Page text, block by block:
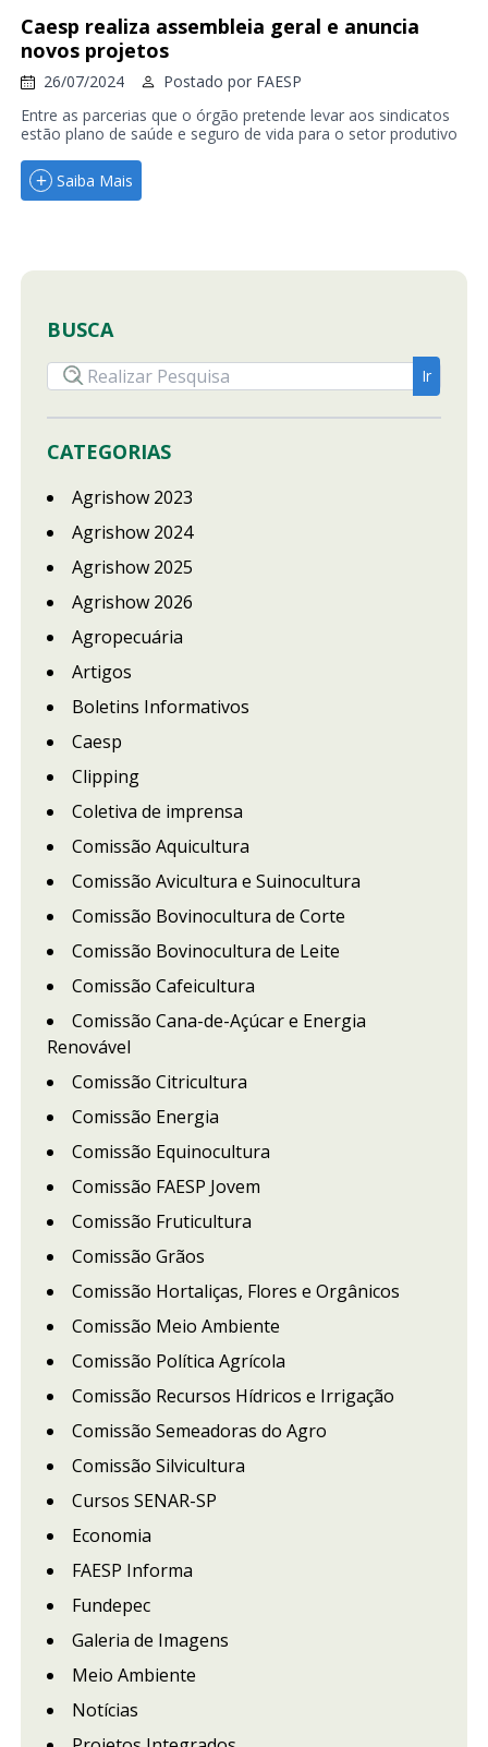
Caesp realiza assembleia geral e anuncia
novos projetos
26/07/2024 Postado por FAESP
Entre as parcerias que o órgão pretende levar aos sindicatos
estão plano de saúde e seguro de vida para o setor produtivo
Saiba Mais
BUSCA
CATEGORIAS
Agrishow 2023
Agrishow 2024
Agrishow 2025
Agrishow 2026
Agropecuária
Artigos
Boletins Informativos
Caesp
Clipping
Coletiva de imprensa
Comissão Aquicultura
Comissão Avicultura e Suinocultura
Comissão Bovinocultura de Corte
Comissão Bovinocultura de Leite
Comissão Cafeicultura
Comissão Cana-de-Açúcar e Energia
Renovável
Comissão Citricultura
Comissão Energia
Comissão Equinocultura
Comissão FAESP Jovem
Comissão Fruticultura
Comissão Grãos
Comissão Hortaliças, Flores e Orgânicos
Comissão Meio Ambiente
Comissão Política Agrícola
Comissão Recursos Hídricos e Irrigação
Comissão Semeadoras do Agro
Comissão Silvicultura
Cursos SENAR-SP
Economia
FAESP Informa
Fundepec
Galeria de Imagens
Meio Ambiente
Notícias